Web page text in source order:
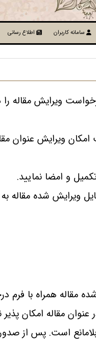
سامانه کاربران اطلاع رسانی
ویرایش مقاله را
ویرایش عنوان
و امضا نمایید.
ویرایش شده مقاله
مقاله همراه با فرم
مقاله امکان
است. پس از